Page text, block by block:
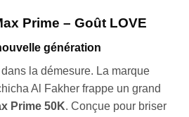
Prime – Goût LOVE
génération
la démesure. La marque
Al Fakher frappe un grand
Prime 50K. Conçue pour briser